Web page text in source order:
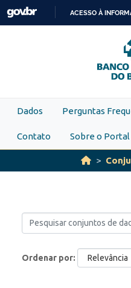
Skip to main content
ACESSO À
Dados Perguntas
Contato Sobre o Portal
Ordenar por